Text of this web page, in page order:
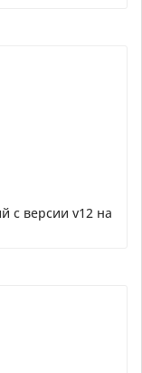
с версии v12 на